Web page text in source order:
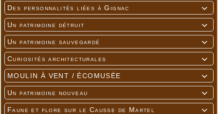

Des personnalités liées à Gignac

Un patrimoine détruit

Un patrimoine sauvegardé

Curiosités architecturales

MOULIN À VENT / ÉCOMUSÉE

Un patrimoine nouveau

Faune et flore sur le Causse de Martel